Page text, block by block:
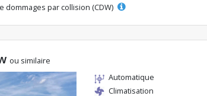
dommages par collision (CDW)
ou similaire
Automatique
Climatisation